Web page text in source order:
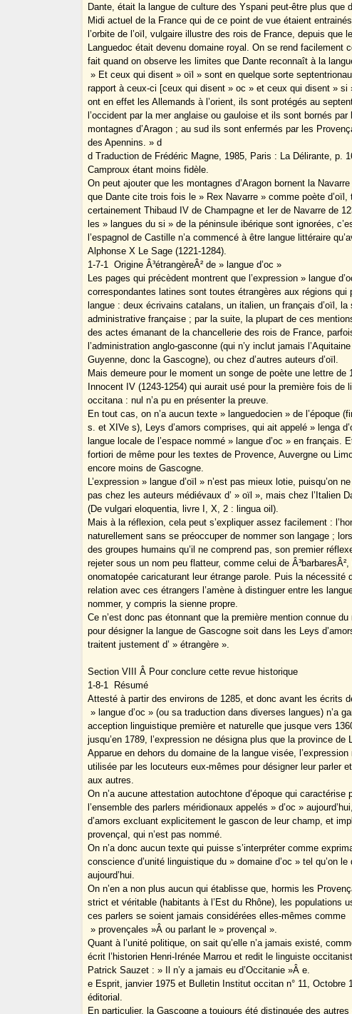
Dante, était la langue de culture des Yspani peut-être plus que
Midi actuel de la France qui de ce point de vue étaient
l’orbite de l’oïl, vulgaire illustre des rois de France, depuis que le
Languedoc était devenu domaine royal. On se rend facilement
fait quand on observe les limites que Dante reconnaît à la
» Et ceux qui disent » oïl » sont en quelque sorte
rapport à ceux-ci [ceux qui disent » oc » et ceux qui disent » si
ont en effet les Allemands à l’orient, ils sont protégés au
l’occident par la mer anglaise ou gauloise et ils sont bornés par
montagnes d’Aragon ; au sud ils sont enfermés par les
des Apennins. » d
d Traduction de Frédéric Magne, 1985, Paris : La Délirante, p.
Camproux étant moins fidèle.
On peut ajouter que les montagnes d’Aragon bornent la
que Dante cite trois fois le » Rex Navarre » comme poète d’oïl,
certainement Thibaud IV de Champagne et Ier de Navarre de
les » langues du si » de la péninsule ibérique sont ignorées,
l’espagnol de Castille n’a commencé à être langue littéraire
Alphonse X Le Sage (1221-1284).
1-7-1 ­ Origine Â³étrangèreÂ² de » langue d’oc »
Les pages qui précèdent montrent que l’expression » langue
correspondantes latines sont toutes étrangères aux régions qui
langue : deux écrivains catalans, un italien, un français d’oïl, la
administrative française ; par la suite, la plupart de ces
des actes émanant de la chancellerie des rois de France,
l’administration anglo-gasconne (qui n’y inclut jamais
Guyenne, donc la Gascogne), ou chez d’autres auteurs d’oïl.
Mais demeure pour le moment un songe de poète une lettre de
Innocent IV (1243-1254) qui aurait usé pour la première fois de
occitana : nul n’a pu en présenter la preuve.
En tout cas, on n’a aucun texte » languedocien » de l’époque
s. et XIVe s), Leys d’amors comprises, qui ait appelé » lenga
langue locale de l’espace nommé » langue d’oc » en français.
fortiori de même pour les textes de Provence, Auvergne ou
encore moins de Gascogne.
L’expression » langue d’oïl » n’est pas mieux lotie, puisqu’on
pas chez les auteurs médiévaux d’ » oïl », mais chez l’Italien
(De vulgari eloquentia, livre I, X, 2 : lingua oil).
Mais à la réflexion, cela peut s’expliquer assez facilement :
naturellement sans se préoccuper de nommer son langage ;
des groupes humains qu’il ne comprend pas, son premier
rejeter sous un nom peu flatteur, comme celui de Â³barbaresÂ²,
onomatopée caricaturant leur étrange parole. Puis la nécessité
relation avec ces étrangers l’amène à distinguer entre les
nommer, y compris la sienne propre.
Ce n’est donc pas étonnant que la première mention connue
pour désigner la langue de Gascogne soit dans les Leys
traitent justement d’ » étrangère ».
Section VIII ­Â Pour conclure cette revue historique
1-8-1 ­ Résumé
Attesté à partir des environs de 1285, et donc avant les écrits
» langue d’oc » (ou sa traduction dans diverses langues) n’a
acception linguistique première et naturelle que jusque vers
jusqu’en 1789, l’expression ne désigna plus que la province de
Apparue en dehors du domaine de la langue visée, l’expression
utilisée par les locuteurs eux-mêmes pour désigner leur parler et
aux autres.
On n’a aucune attestation autochtone d’époque qui caractérise
l’ensemble des parlers méridionaux appelés » d’oc »
d’amors excluant explicitement le gascon de leur champ, et
provençal, qui n’est pas nommé.
On n’a donc aucun texte qui puisse s’interpréter comme
conscience d’unité linguistique du » domaine d’oc » tel qu’on le
aujourd’hui.
On n’en a non plus aucun qui établisse que, hormis les
strict et véritable (habitants à l’Est du Rhône), les populations
ces parlers se soient jamais considérées elles-mêmes comme
» provençales »Â ou parlant le » provençal ».
Quant à l’unité politique, on sait qu’elle n’a jamais existé,
écrit l’historien Henri-Irénée Marrou et redit le linguiste
Patrick Sauzet : » Il n’y a jamais eu d’Occitanie »Â e.
e Esprit, janvier 1975 et Bulletin Institut occitan n° 11, Octobre
éditorial.
En particulier, la Gascogne a toujours été distinguée des